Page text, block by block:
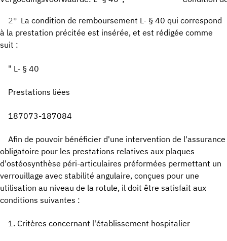
2° La condition de remboursement L- § 40 qui correspond
à la prestation précitée est insérée, et est rédigée comme
suit :
" L- § 40
Prestations liées
187073-187084
Afin de pouvoir bénéficier d'une intervention de l'assurance
obligatoire pour les prestations relatives aux plaques
d'ostéosynthèse péri-articulaires préformées permettant un
verrouillage avec stabilité angulaire, conçues pour une
utilisation au niveau de la rotule, il doit être satisfait aux
conditions suivantes :
1. Critères concernant l'établissement hospitalier